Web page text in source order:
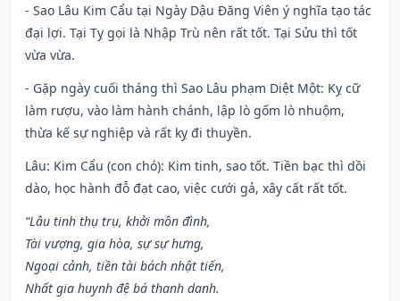
- Sao Lâu Kim Cẩu tại Ngày Dậu Đăng Viên ý nghĩa tạo tác
đại lợi. Tại Tỵ gọi là Nhập Trù nên rất tốt. Tại Sửu thì tốt
vừa vừa.
- Gặp ngày cuối tháng thì Sao Lâu phạm Diệt Một: Kỵ cữ
làm rượu, vào làm hành chánh, lập lò gốm lò nhuộm,
thừa kế sự nghiệp và rất kỵ đi thuyền.
Lâu: Kim Cẩu (con chó): Kim tinh, sao tốt. Tiền bạc thì dồi
dào, học hành đỗ đạt cao, việc cưới gả, xây cất rất tốt.
“Lâu tinh thụ trụ, khởi môn đình,
Tài vượng, gia hòa, sự sự hưng,
Ngoại cảnh, tiền tài bách nhật tiến,
Nhất gia huynh đệ bá thanh danh.